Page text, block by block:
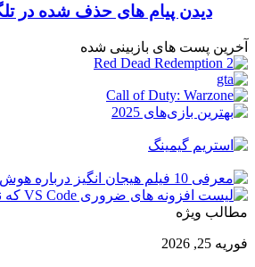
دیدن پیام های حذف شده در
آخرین پست های بازبینی شده
مطالب ویژه
مقایسه
فوریه 25, 2026